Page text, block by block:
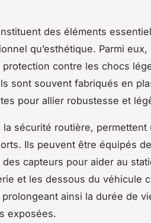
des éléments
qu’esthétique. Parmi
contre les chocs
sont souvent fabriqués en
pour allier robustesse et
sécurité routière, permettent
Ils peuvent être équipés
capteurs pour aider au
et les dessous du véhicule
ainsi la durée de
exposées.